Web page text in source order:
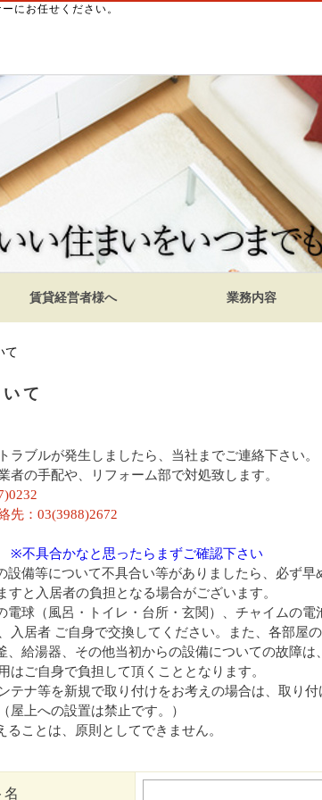
にお任せください。
賃貸経営者様へ 業務内容
て
て
ラブルが発生しましたら、当社までご連絡下さい。
者の手配や、リフォーム部で対処致します。
先：03(3988)2672
※不具合かなと思ったらまずご確認下さい
設備等について不具合い等がありましたら、必ず早
と入居者の負担となる場合がございます。
電球（風呂・トイレ・台所・玄関）、チャイムの
入居者 ご自身で交換してください。また、各部屋
、給湯器、その他当初からの設備についての故障
はご自身で負担して頂くこととなります。
テナ等を新規で取り付けをお考えの場合は、取り
屋上への設置は禁止です。）
ることは、原則としてできません。
名